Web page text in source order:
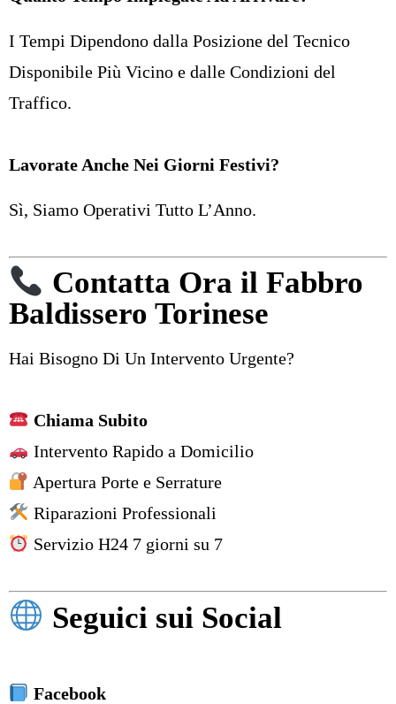
I Tempi Dipendono dalla Posizione del Tecnico
Disponibile Più Vicino e dalle Condizioni del
Traffico.
Lavorate Anche Nei Giorni Festivi?
Sì, Siamo Operativi Tutto L’Anno.
Contatta Ora il Fabbro
Baldissero Torinese
Hai Bisogno Di Un Intervento Urgente?
Chiama Subito
Intervento Rapido a Domicilio
Apertura Porte e Serrature
Riparazioni Professionali
Servizio H24 7 giorni su 7
Seguici sui Social
Facebook